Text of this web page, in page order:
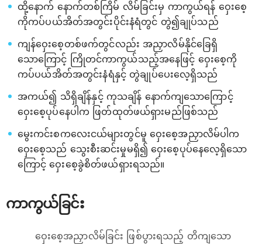
ထို့နောက် နောက်တစ်ကြိမ် လိမ်ခြင်းမှ ကာကွယ်ရန် ဝှေးစေ့
ကိုကပ်ပယ်အိတ်အတွင်းပိုင်းနံရံတွင် တွဲ၍ချုပ်သည်
ကျန်ဝှေးစေ့တစ်ဖက်တွင်လည်း အညှာလိမ်နိုင်ခြေရှိ
သောကြောင့် ကြိုတင်ကာကွယ်သည့်အနေဖြင့် ဝှေးစေ့ကို
ကပ်ပယ်အိတ်အတွင်းနံရံနှင့် တွဲချုပ်ပေးလေ့ရှိသည်
အကယ်၍ သိရှိချိန်နှင့် ကုသချိန် နောက်ကျသောကြောင့်
ဝှေးစေ့ပုပ်နေပါက ဖြတ်ထုတ်ဖယ်ရှားမည်ဖြစ်သည်
မွေးကင်းစကလေးငယ်များတွင်မူ ဝှေးစေ့အညှာလိမ်ပါက
ဝှေးစေ့သည် သွေးစီးဆင်းမှုမရှိ၍ ဝှေးစေ့ပုပ်နေလေ့ရှိသော
ကြောင့် ဝှေးစေ့ခွဲစိတ်ဖယ်ရှားရသည်။
ကာကွယ်ခြင်း
ဝှေးစေ့အညှာလိမ်ခြင်း ဖြစ်ပွားရသည့် တိကျသော